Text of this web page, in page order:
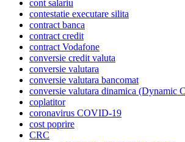
cont salariu
contestatie executare silita
contract banca
contract credit
contract Vodafone
conversie credit valuta
conversie valutara
conversie valutara bancomat
conversie valutara dinamica (Dynamic
coplatitor
coronavirus COVID-19
cost poprire
CRC